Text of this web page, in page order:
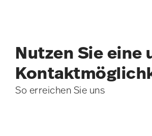
Nutzen Sie eine
So erreichen Sie uns